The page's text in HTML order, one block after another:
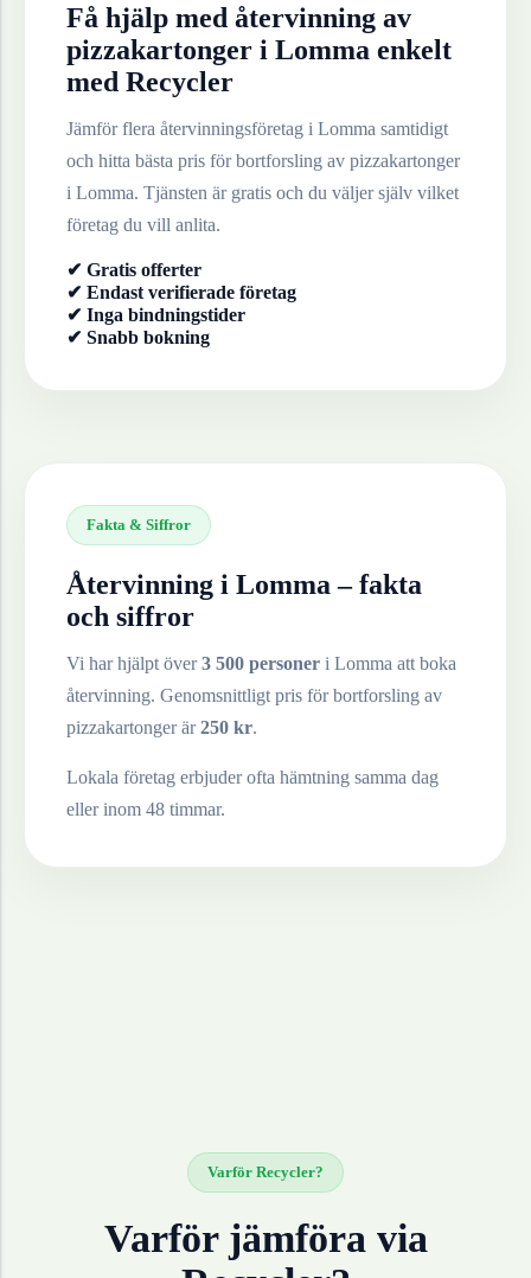
Få hjälp med återvinning av
pizzakartonger i Lomma enkelt
med Recycler
Jämför flera återvinningsföretag i Lomma samtidigt
och hitta bästa pris för bortforsling av pizzakartonger
i Lomma. Tjänsten är gratis och du väljer själv vilket
företag du vill anlita.
✔ Gratis offerter
✔ Endast verifierade företag
✔ Inga bindningstider
✔ Snabb bokning
Fakta & Siffror
Återvinning i Lomma – fakta
och siffror
Vi har hjälpt över3 500 personer i Lomma att boka
återvinning. Genomsnittligt pris för bortforsling av
pizzakartongerär250 kr.
Lokala företag erbjuder ofta hämtning samma dag
eller inom 48 timmar.
Varför Recycler?
Varför jämföra via